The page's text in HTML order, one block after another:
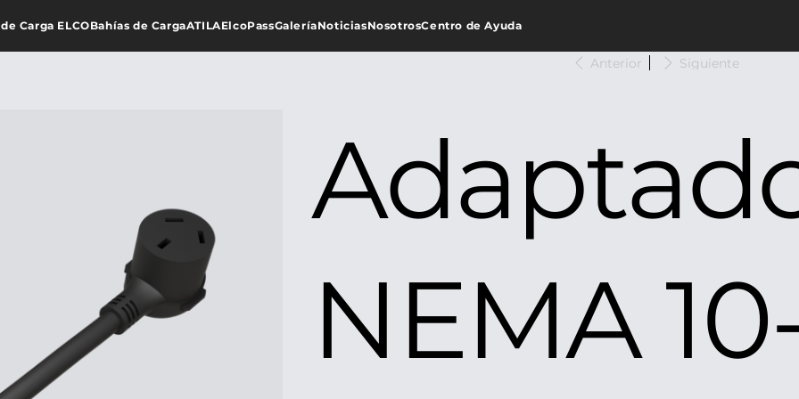
Carga ELCOBahías de CargaATILAElcoPassGaleríaNoticiasNosotrosCentro de Ayuda
Anterior Siguiente
NEMA